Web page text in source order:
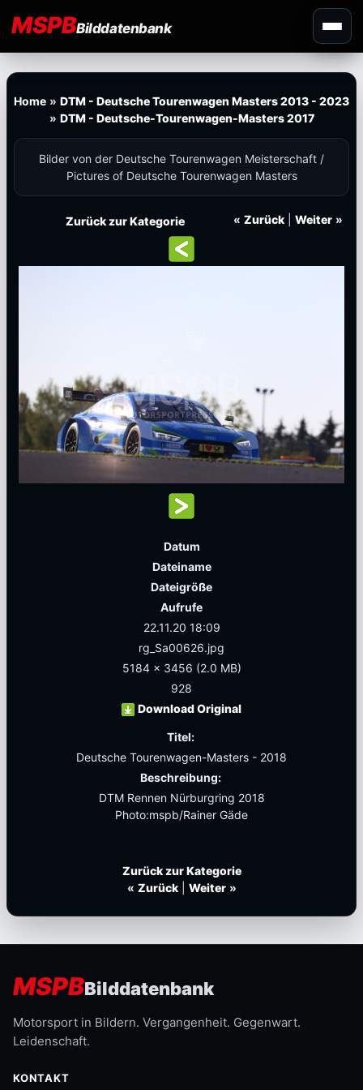
MSPBBilddatenbank
Home » DTM - Deutsche Tourenwagen Masters 2013 - 2023
» DTM - Deutsche-Tourenwagen-Masters 2017
Bilder von der Deutsche Tourenwagen Meisterschaft /
Pictures of Deutsche Tourenwagen Masters
« Zurück Weiter »
Zurück zur Kategorie
Datum
Dateiname
Dateigröße
Aufrufe
22.11.20 18:09
rg_Sa00626.jpg
5184 x 3456 (2.0 MB)
928
Download Original
Titel:
Deutsche Tourenwagen-Masters - 2018
Beschreibung:
DTM Rennen Nürburgring 2018
Photo:mspb/Rainer Gäde
Zurück zur Kategorie
« Zurück| Weiter »
MSPBBilddatenbank
Motorsport in Bildern. Vergangenheit. Gegenwart.
Leidenschaft.
KONTAKT